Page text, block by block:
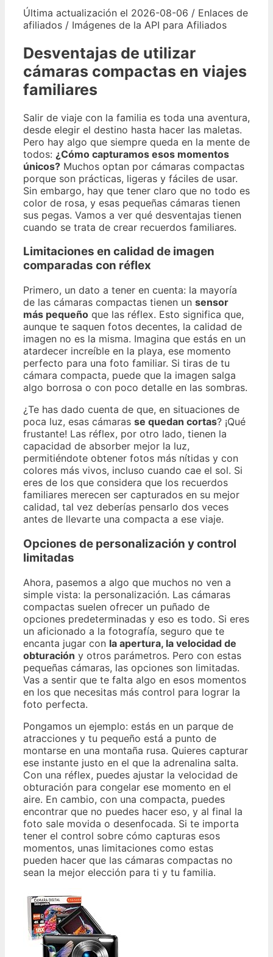
Última actualización el 2026-08-06 / Enlaces de
afiliados / Imágenes de la API para Afiliados
Desventajas de utilizar
cámaras compactas en viajes
familiares
Salir de viaje con la familia es toda una aventura,
desde elegir el destino hasta hacer las maletas.
Pero hay algo que siempre queda en la mente de
todos: ¿Cómo capturamos esos momentos
únicos? Muchos optan por cámaras compactas
porque son prácticas, ligeras y fáciles de usar.
Sin embargo, hay que tener claro que no todo es
color de rosa, y esas pequeñas cámaras tienen
sus pegas. Vamos a ver qué desventajas tienen
cuando se trata de crear recuerdos familiares.
Limitaciones en calidad de imagen
comparadas con réflex
Primero, un dato a tener en cuenta: la mayoría
de las cámaras compactas tienen un sensor
más pequeño que las réflex. Esto significa que,
aunque te saquen fotos decentes, la calidad de
imagen no es la misma. Imagina que estás en un
atardecer increíble en la playa, ese momento
perfecto para una foto familiar. Si tiras de tu
cámara compacta, puede que la imagen salga
algo borrosa o con poco detalle en las sombras.
¿Te has dado cuenta de que, en situaciones de
poca luz, esas cámaras se quedan cortas? ¡Qué
frustante! Las réflex, por otro lado, tienen la
capacidad de absorber mejor la luz,
permitiéndote obtener fotos más nítidas y con
colores más vivos, incluso cuando cae el sol. Si
eres de los que considera que los recuerdos
familiares merecen ser capturados en su mejor
calidad, tal vez deberías pensarlo dos veces
antes de llevarte una compacta a ese viaje.
Opciones de personalización y control
limitadas
Ahora, pasemos a algo que muchos no ven a
simple vista: la personalización. Las cámaras
compactas suelen ofrecer un puñado de
opciones predeterminadas y eso es todo. Si eres
un aficionado a la fotografía, seguro que te
encanta jugar con la apertura, la velocidad de
obturación y otros parámetros. Pero con estas
pequeñas cámaras, las opciones son limitadas.
Vas a sentir que te falta algo en esos momentos
en los que necesitas más control para lograr la
foto perfecta.
Pongamos un ejemplo: estás en un parque de
atracciones y tu pequeño está a punto de
montarse en una montaña rusa. Quieres capturar
ese instante justo en el que la adrenalina salta.
Con una réflex, puedes ajustar la velocidad de
obturación para congelar ese momento en el
aire. En cambio, con una compacta, puedes
encontrar que no puedes hacer eso, y al final la
foto sale movida o desenfocada. Si te importa
tener el control sobre cómo capturas esos
momentos, unas limitaciones como estas
pueden hacer que las cámaras compactas no
sean la mejor elección para ti y tu familia.